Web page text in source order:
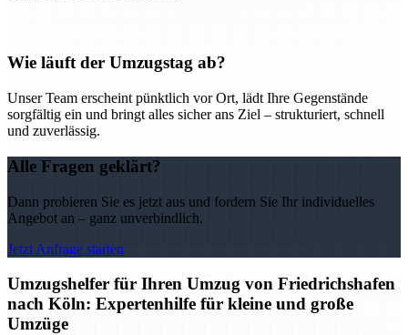
Wie läuft der Umzugstag ab?
Unser Team erscheint pünktlich vor Ort, lädt Ihre Gegenstände
sorgfältig ein und bringt alles sicher ans Ziel – strukturiert, schnell
und zuverlässig.
Alle Fragen geklärt?
Dann probieren Sie es jetzt aus und fordern Sie Ihr individuelles
Angebot an – ganz unverbindlich.
Jetzt Anfrage starten
Umzugshelfer für Ihren Umzug von Friedrichshafen
nach Köln: Expertenhilfe für kleine und große
Umzüge